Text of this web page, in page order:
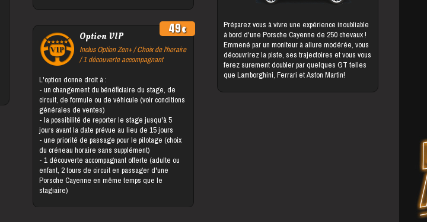
Option VIP
49
Inclus Option Zen+ / Choix de l'horaire
/ 1 découverte accompagnant
L'option donne droit à :
- un changement du bénéficiaire du stage, de
circuit, de formule ou de véhicule (voir conditions
générales de ventes)
- la possibilité de reporter le stage jusqu'à 5
jours avant la date prévue au lieu de 15 jours
- une priorité de passage pour le pilotage (choix
du créneau horaire sans supplément)
- 1 découverte accompagnant offerte (adulte ou
enfant, 2 tours de circuit en passager d'une
Porsche Cayenne en même temps que le
stagiaire)
Préparez vous à vivre une expérience inoubliable
à bord d'une Porsche Cayenne de 250 chevaux !
Emmené par un moniteur à allure modérée, vous
découvrirez la piste, ses trajectoires et vous vous
ferez surement doubler par quelques GT telles
que Lamborghini, Ferrari et Aston Martin!